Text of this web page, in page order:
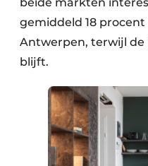
gemiddeld 18
Antwerpen, terwijl de
blijft.